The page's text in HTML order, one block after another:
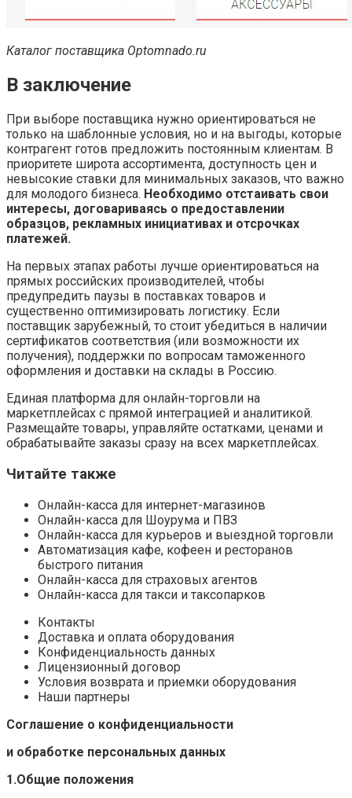
Каталог поставщика Optomnado.ru
В заключение
При выборе поставщика нужно ориентироваться не
только на шаблонные условия, но и на выгоды, которые
контрагент готов предложить постоянным клиентам. В
приоритете широта ассортимента, доступность цен и
невысокие ставки для минимальных заказов, что важно
для молодого бизнеса. Необходимо отстаивать свои
интересы, договариваясь о предоставлении
образцов, рекламных инициативах и отсрочках
платежей.
На первых этапах работы лучше ориентироваться на
прямых российских производителей, чтобы
предупредить паузы в поставках товаров и
существенно оптимизировать логистику. Если
поставщик зарубежный, то стоит убедиться в наличии
сертификатов соответствия (или возможности их
получения), поддержки по вопросам таможенного
оформления и доставки на склады в Россию.
Единая платформа для онлайн-торговли на
маркетплейсах с прямой интеграцией и аналитикой.
Размещайте товары, управляйте остатками, ценами и
обрабатывайте заказы сразу на всех маркетплейсах.
Читайте также
Онлайн-касса для интернет-магазинов
Онлайн-касса для Шоурума и ПВЗ
Онлайн-касса для курьеров и выездной торговли
Автоматизация кафе, кофеен и ресторанов
быстрого питания
Онлайн-касса для страховых агентов
Онлайн-касса для такси и таксопарков
Контакты
Доставка и оплата оборудования
Конфиденциальность данных
Лицензионный договор
Условия возврата и приемки оборудования
Наши партнеры
Соглашение о конфиденциальности
и обработке персональных данных
1.Общие положения